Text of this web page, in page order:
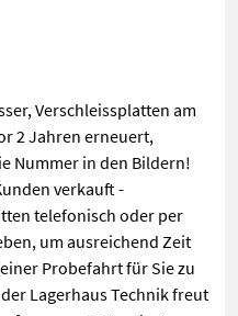
Verschleissplatten am
2 Jahren erneuert,
Nummer in den Bildern!
verkauft -
telefonisch oder per
um ausreichend Zeit
Probefahrt für Sie zu
Lagerhaus Technik freut